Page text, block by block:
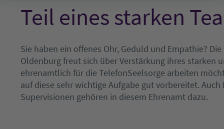
Teil eines starken
Sie haben ein offenes Ohr, Geduld und Empathie?
Oldenburg freut sich über Verstärkung ihres starken
ehrenamtlich für die TelefonSeelsorge arbeiten
auf diese sehr wichtige Aufgabe gut vorbereitet.
Supervisionen gehören in diesem Ehrenamt dazu.